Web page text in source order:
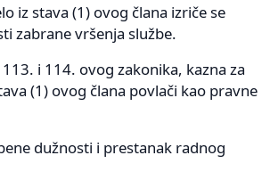
iz stava (1) ovog člana izriče se
zabrane vršenja službe.
i 114. ovog zakonika, kazna za
(1) ovog člana povlači kao pravne
dužnosti i prestanak radnog